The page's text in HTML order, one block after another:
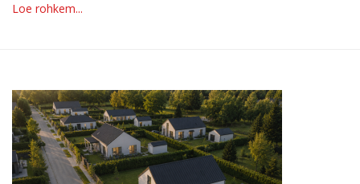
Loe rohkem...